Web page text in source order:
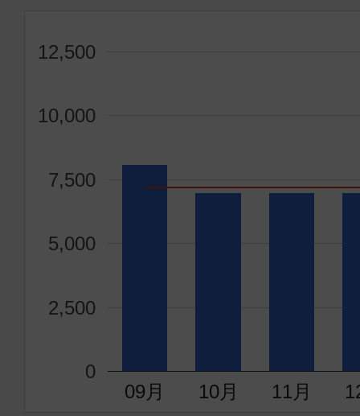
09月 10月 11月
0
2,500
5,000
7,500
10,000
12,500